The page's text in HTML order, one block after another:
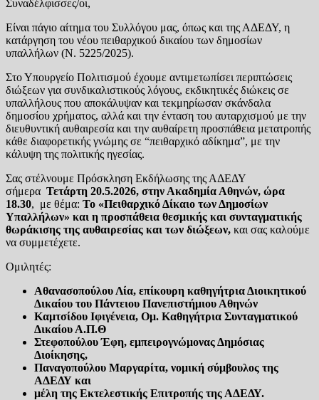
Συναδέλφισσες/οι,
Είναι πάγιο αίτημα του Συλλόγου μας, όπως και της ΑΔΕΔΥ, η
κατάργηση του νέου πειθαρχικού δικαίου των δημοσίων
υπαλλήλων (Ν. 5225/2025).
Στο Υπουργείο Πολιτισμού έχουμε αντιμετωπίσει περιπτώσεις
διώξεων για συνδικαλιστικούς λόγους, εκδικητικές διώκεις σε
υπαλλήλους που αποκάλυψαν και τεκμηρίωσαν σκάνδαλα
δημοσίου χρήματος, αλλά και την ένταση του αυταρχισμού με την
διευθυντική αυθαιρεσία και την αυθαίρετη προσπάθεια μετατροπής
κάθε διαφορετικής γνώμης σε “πειθαρχικό αδίκημα”, με την
κάλυψη της πολιτικής ηγεσίας.
Σας στέλνουμε Πρόσκληση Εκδήλωσης της ΑΔΕΔΥ
σήμερα Τετάρτη 20.5.2026, στην Ακαδημία Αθηνών, ώρα
18.30, με θέμα: Το «Πειθαρχικό Δίκαιο των Δημοσίων
Υπαλλήλων» και η προσπάθεια θεσμικής και συνταγματικής
θωράκισης της αυθαιρεσίας και των διώξεων, και σας καλούμε
να συμμετέχετε.
Ομιλητές:
Αθανασοπούλου Λία, επίκουρη καθηγήτρια Διοικητικού
Δικαίου του Πάντειου Πανεπιστήμιου Αθηνών
Καμτσίδου Ιφιγένεια, Ομ. Καθηγήτρια Συνταγματικού
Δικαίου Α.Π.Θ
Στεφοπούλου Έφη, εμπειρογνώμονας Δημόσιας
Διοίκησης,
Παναγοπούλου Μαργαρίτα, νομική σύμβουλος της
ΑΔΕΔΥ και
μέλη της Εκτελεστικής Επιτροπής της ΑΔΕΔΥ.